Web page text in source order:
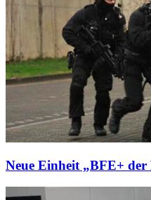
Neue Einheit „BFE+ der